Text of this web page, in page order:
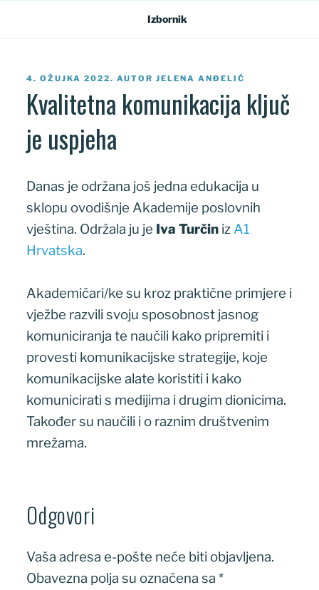
Izbornik
OBJAVLJENO
4. OŽUJKA 2022. AUTORJELENA ANĐELIĆ
Kvalitetna komunikacija ključ
je uspjeha
Danas je održana još jedna edukacija u
sklopu ovodišnje Akademije poslovnih
vještina. Održala ju je Iva Turčin iz A1
Hrvatska.
Akademičari/ke su kroz praktične primjere i
vježbe razvili svoju sposobnost jasnog
komuniciranja te naučili kako pripremiti i
provesti komunikacijske strategije, koje
komunikacijske alate koristiti i kako
komunicirati s medijima i drugim dionicima.
Također su naučili i o raznim društvenim
mrežama.
Odgovori
Vaša adresa e-pošte neće biti objavljena.
Obavezna polja su označena sa*